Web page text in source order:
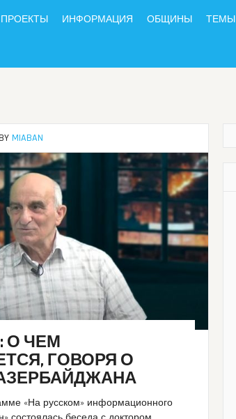
ПРОЕКТЫ ИНФОРМАЦИЯ ОБЩИНЫ ТЕМЫ
BY MIABAN
О ЧЕМ
ГОВОРЯ О
«На русском» информационного